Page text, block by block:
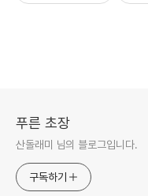
푸른 초장
산돌래미 님의 블로그입니다.
구독하기